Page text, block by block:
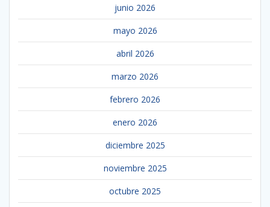
junio 2026
mayo 2026
abril 2026
marzo 2026
febrero 2026
enero 2026
diciembre 2025
noviembre 2025
octubre 2025